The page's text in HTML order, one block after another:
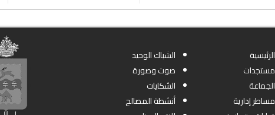
الرئيسية
مستجدات
الجماعة
مساطر إدارية
الشباك الوحيد
صوت وصورة
الشكايات
أنشطة المصالح